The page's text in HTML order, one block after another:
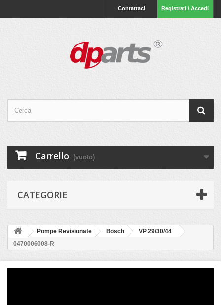
Registrati / Accedi
Contattaci
Carrello (vuoto)
CATEGORIE
Pompe Revisionate Bosch
VP 29/30/44
0470006008-R